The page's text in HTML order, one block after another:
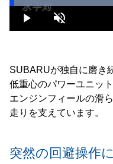
SUBARUが独自に磨き
低重心のパワーユニッ
エンジンフィールの滑
走りを支えています。
Play Unmute
突然の回避操作